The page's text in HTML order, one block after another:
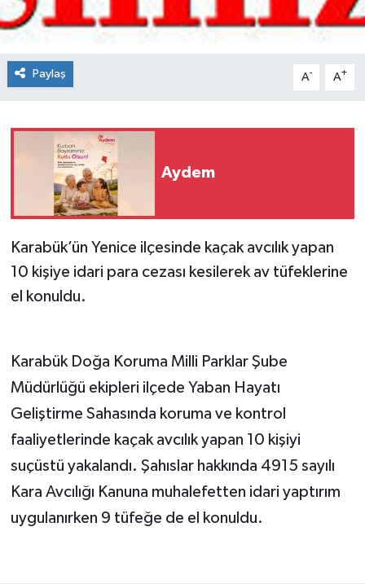
Paylaş A- A+
Aydem
Karabük’ün Yenice ilçesinde kaçak avcılık yapan
10 kişiye idari para cezası kesilerek av tüfeklerine
el konuldu.
Karabük Doğa Koruma Milli Parklar Şube
Müdürlüğü ekipleri ilçede Yaban Hayatı
Geliştirme Sahasında koruma ve kontrol
faaliyetlerinde kaçak avcılık yapan 10 kişiyi
suçüstü yakalandı. Şahıslar hakkında 4915 sayılı
Kara Avcılığı Kanuna muhalefetten idari yaptırım
uygulanırken 9 tüfeğe de el konuldu.
Spor
Teknoloji
Yaşam